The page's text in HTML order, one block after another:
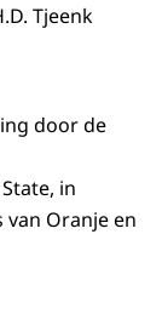
Tjeenk
door de
in
van Oranje en